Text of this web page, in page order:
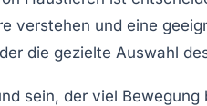
verstehen und eine
die gezielte Auswahl
sein, der viel